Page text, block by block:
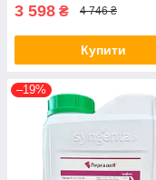
3 598 ₴ 4 746 ₴
Купити
–19%